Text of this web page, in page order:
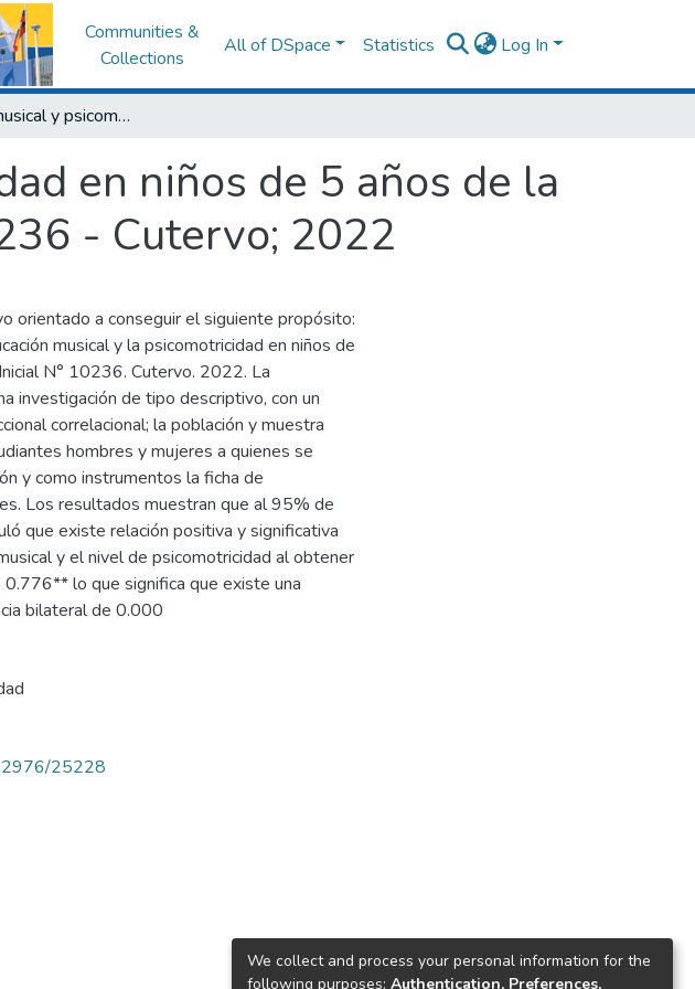
Communities &
Collections
All of DSpace Statistics Log In
Educación musical y psicomotricidad en niños de 5 años de la Institución Educativa Inicial N°10236 - Cutervo; 2022
en niños de 5 años de la
- Cutervo; 2022
orientado a conseguir el siguiente propósito:
musical y la psicomotricidad en niños de
N° 10236. Cutervo. 2022. La
investigación de tipo descriptivo, con un
correlacional; la población y muestra
hombres y mujeres a quienes se
y como instrumentos la ficha de
Los resultados muestran que al 95% de
que existe relación positiva y significativa
y el nivel de psicomotricidad al obtener
lo que significa que existe una
bilateral de 0.000
25228
We collect and process your personal information for the
following purposes: Authentication, Preferences,